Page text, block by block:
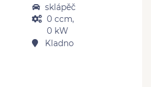
sklápěč
0 ccm,
0 kW
Kladno